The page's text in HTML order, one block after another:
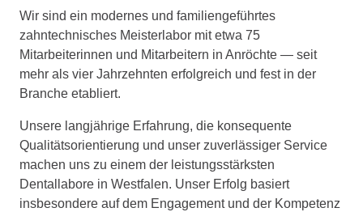
Wir sind ein modernes und familiengeführtes
zahntechnisches Meisterlabor mit etwa 75
Mitarbeiterinnen und Mitarbeitern in Anröchte — seit
mehr als vier Jahrzehnten erfolgreich und fest in der
Branche etabliert.
Unsere langjährige Erfahrung, die konsequente
Qualitätsorientierung und unser zuverlässiger Service
machen uns zu einem der leistungsstärksten
Dentallabore in Westfalen. Unser Erfolg basiert
insbesondere auf dem Engagement und der Kompetenz